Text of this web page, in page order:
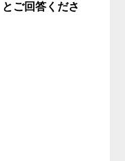
ご回答くださ